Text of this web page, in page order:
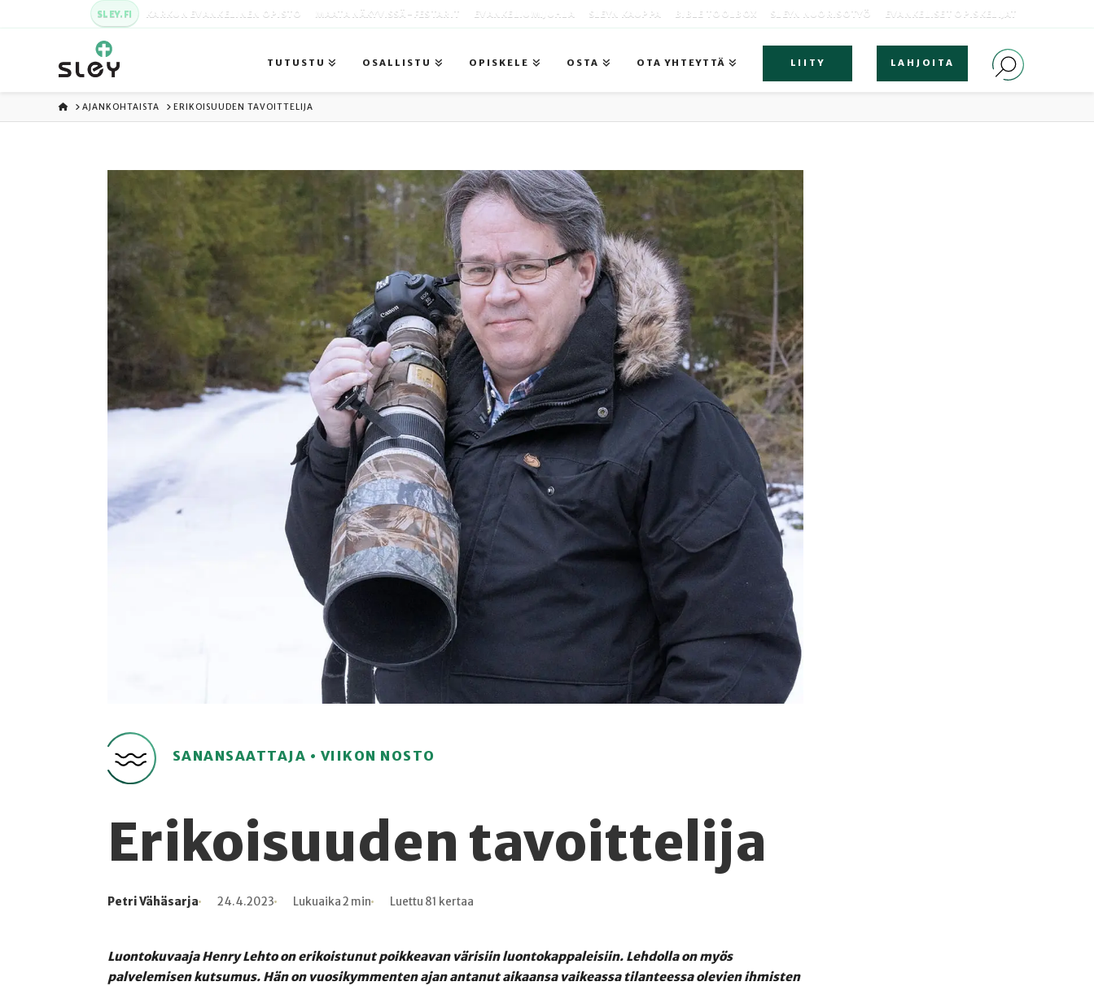
SLEY.FI KARKUN EVANKELINEN OPISTO MAATA NÄKYVISSÄ -FESTARIT EVANKELIUMIJUHLA SLEYN KAUPPA BIBLE TOOLBOX SLEYN NUORISOTYÖ EVANKELISET OPISKELIJAT
TUTUSTU OSALLISTU OPISKELE OSTA OTA YHTEYTTÄ LIITY LAHJOITA
ETUSIVU
AJANKOHTAISTA ERIKOISUUDEN TAVOITTELIJA
SANANSAATTAJA • VIIKON NOSTO
Erikoisuuden tavoittelija
Kirjoittaja
Petri Vähäsarja
Julkaistu 24.4.2023
Lukuaika Lukuaika 2 min
Lukukertoja Luettu 81 kertaa
Luontokuvaaja Henry Lehto on erikoistunut poikkeavan värisiin luontokappaleisiin. Lehdolla on myös
palvelemisen kutsumus. Hän on vuosikymmenten ajan antanut aikaansa vaikeassa tilanteessa olevien ihmisten